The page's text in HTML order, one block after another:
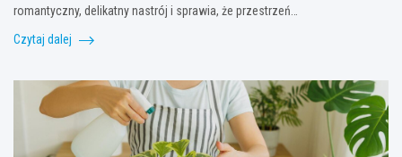
romantyczny, delikatny nastrój i sprawia, że przestrzeń…
Czytaj dalej